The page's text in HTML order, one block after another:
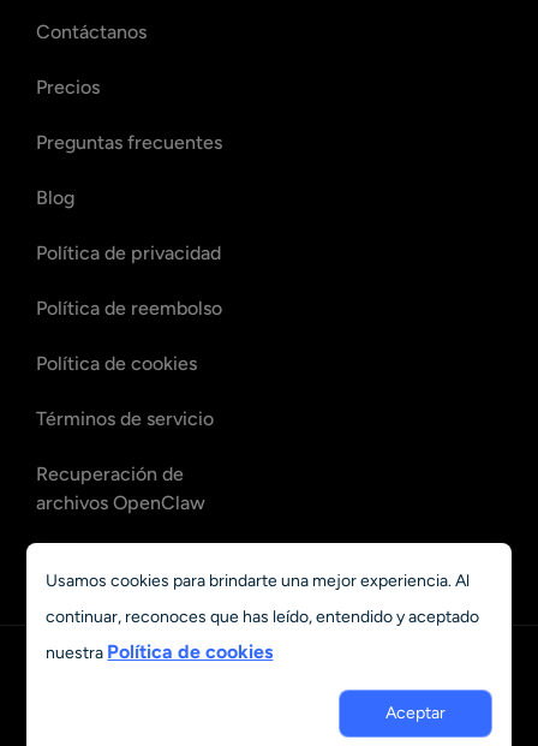
Contáctanos
Precios
Preguntas frecuentes
Blog
Política de privacidad
Política de reembolso
Política de cookies
Términos de servicio
Recuperación de
archivos OpenClaw
correos de OpenClaw
© 2023 - 2026 Grand Vision Tech Software Limited. All rights
Usamos cookies para brindarte una mejor experiencia. Al
continuar, reconoces que has leído, entendido y aceptado
nuestra Política de cookies
Aceptar